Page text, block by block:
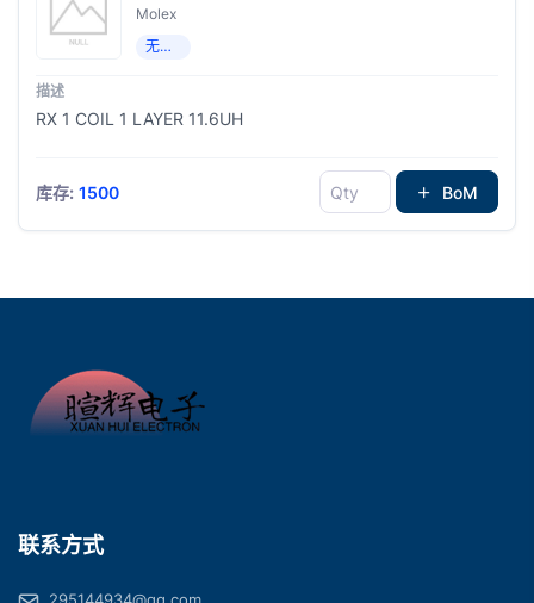
Molex
无线充电线圈
RX 1 COIL 1 LAYER 11.6UH
库存: 1500 BoM
联系方式